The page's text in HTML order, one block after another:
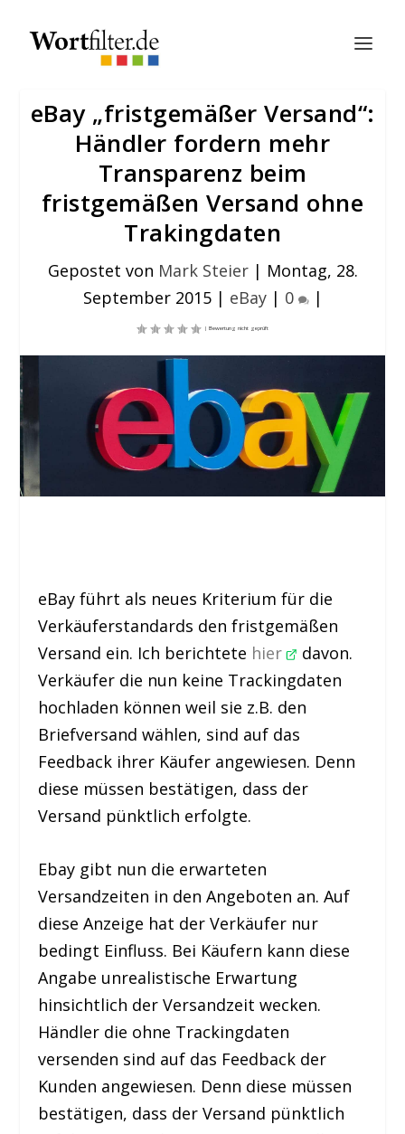
eBay „fristgemäßer Versand“:
Händler fordern mehr
Transparenz beim
fristgemäßen Versand ohne
Trakingdaten
Gepostet von Mark Steier| Montag, 28.
September 2015| eBay| 0 |
eBay führt als neues Kriterium für die
Verkäuferstandards den fristgemäßen
Versand ein. Ich berichtete hier
davon.
Verkäufer die nun keine Trackingdaten
hochladen können weil sie z.B. den
Briefversand wählen, sind auf das
Feedback ihrer Käufer angewiesen. Denn
diese müssen bestätigen, dass der
Versand pünktlich erfolgte.
Ebay gibt nun die erwarteten
Versandzeiten in den Angeboten an. Auf
diese Anzeige hat der Verkäufer nur
bedingt Einfluss. Bei Käufern kann diese
Angabe unrealistische Erwartung
hinsichtlich der Versandzeit wecken.
Händler die ohne Trackingdaten
versenden sind auf das Feedback der
Kunden angewiesen. Denn diese müssen
bestätigen, dass der Versand pünktlich